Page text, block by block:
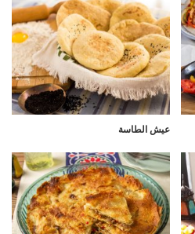
عيش الطاسة